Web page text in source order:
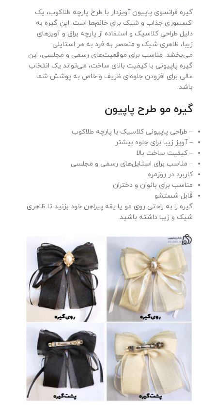
گیره فرانسوی پاپیون آویزدار با طرح پارچه طلاکوب، یک
اکسسوری جذاب و شیک برای خانم‌ها است. این گیره به
دلیل طراحی کلاسیک و استفاده از پارچه براق و آویزهای
زیبا، ظاهری شیک و منحصر به فرد به هر استایلی
می‌بخشد. مناسب برای موقعیت‌های رسمی و مجلسی، این
گیره پاپیونی با کیفیت بالای ساخت، می‌تواند یک انتخاب
عالی برای افزودن جلوه‌ای ظریف و خاص به پوشش شما
باشد.
گیره مو طرح پاپیون
– طراحی پاپیونی کلاسیک با پارچه طلاکوب
– آویز زیبا برای جلوه بیشتر
– کیفیت ساخت بالا
– مناسب برای استایل‌های رسمی و مجلسی
کاربرد در روزمره
مناسب برای بانوان و دختران
قابل شستشو
گیره را به راحتی روی مو یا یقه پیراهن خود بزنید تا ظاهری
شیک و زیبا داشته باشید.